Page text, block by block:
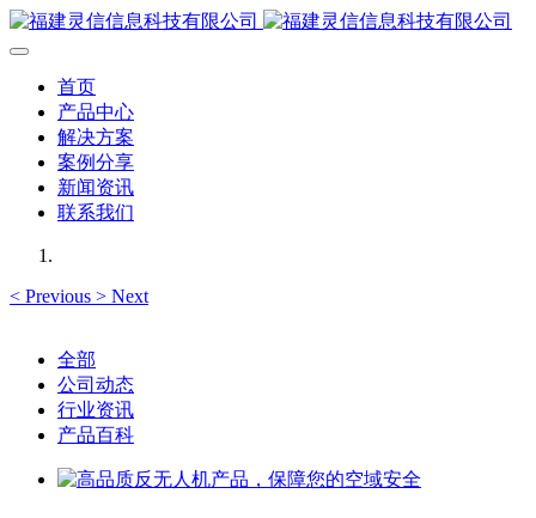
首页
产品中心
解决方案
案例分享
新闻资讯
联系我们
< Previous > Next
全部
公司动态
行业资讯
产品百科